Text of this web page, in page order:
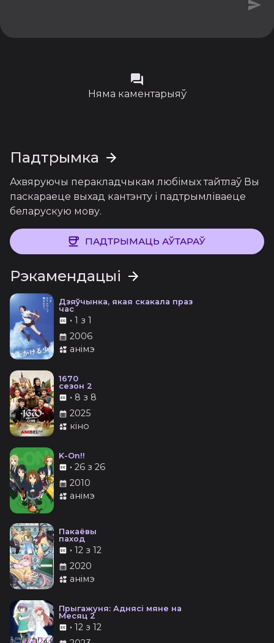
Няма каментарыяў
Падтрымка
Ахвяруючы перакладчыкам любімых тайтлаў Вы
паскараеце выхад кантэнту і падтрымліваеце
беларускую мову.
ПАДТРЫМАЦЬ АЎТАРАЎ
Рэкамендацыі
Дзяўчынка, якая скакала праз
час
• 1 з 1
2006
анімэ
1670
сезон 2
• 8 з 8
2025
кіно
K-On!!
• 26 з 26
2010
анімэ
Пакаёвы
паход
• 12 з 12
2020
анімэ
Прыгажуня: Аднясі мяне на
Месяц 2
• 12 з 12